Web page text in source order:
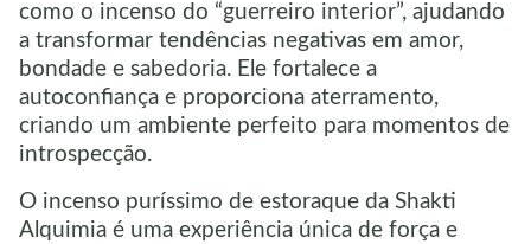
como o incenso do “guerreiro interior”, ajudando
a transformar tendências negativas em amor,
bondade e sabedoria. Ele fortalece a
autoconfiança e proporciona aterramento,
criando um ambiente perfeito para momentos de
introspecção.
O incenso puríssimo de estoraque da Shakti
Alquimia é uma experiência única de força e